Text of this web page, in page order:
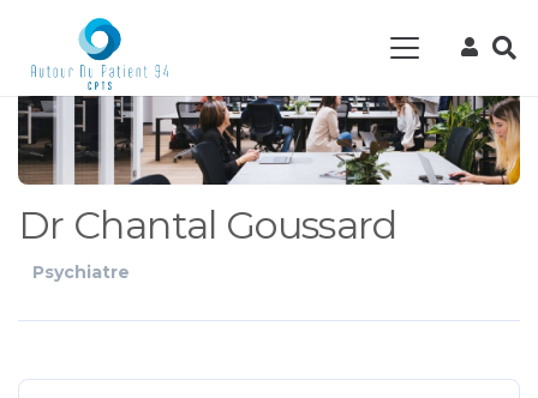
Dr Chantal Goussard
Psychiatre